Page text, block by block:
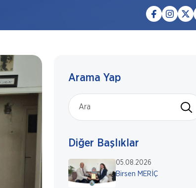
Arama Yap
Diğer Başlıklar
05.08.2026
Birsen MERİÇ